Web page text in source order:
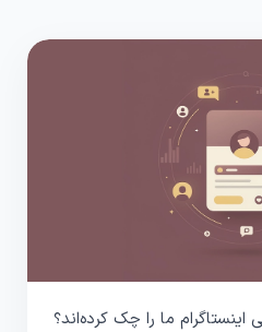
ما را چک کرده‌اند؟